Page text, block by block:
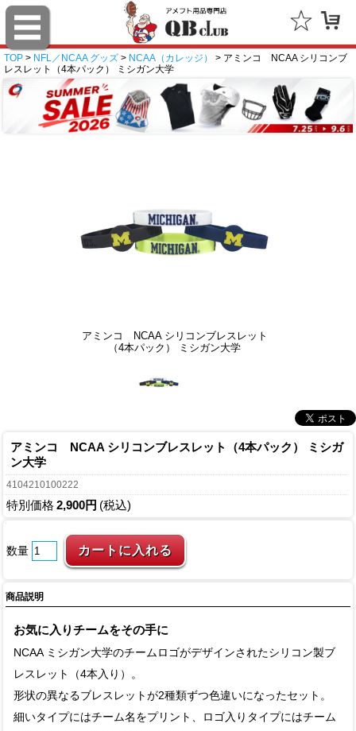
TOP > NFL／NCAA グッズ > NCAA（カレッジ）
> アミンコ NCAA シリコンブ
レスレット（4本パック） ミシガン大学
アミンコ NCAA シリコンブレスレット
（4本パック） ミシガン大学
アミンコ NCAA シリコンブレスレット（4本パック） ミシガ
ン大学
4104210100222
特別価格 2,900円 (税込)
数量
商品説明
お気に入りチームをその手に
NCAA ミシガン大学のチームロゴがデザインされたシリコン製ブ
レスレット（4本入り）。
形状の異なるブレスレットが2種類ずつ色違いになったセット。
細いタイプにはチーム名をプリント、ロゴ入りタイプにはチーム